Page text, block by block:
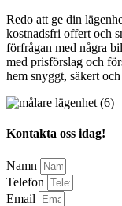
Redo att ge din
kostnadsfri offert och
förfrågan med några
med prisförslag och
hem snyggt, säkert
Kontakta oss idag!
Namn
Telefon
Email